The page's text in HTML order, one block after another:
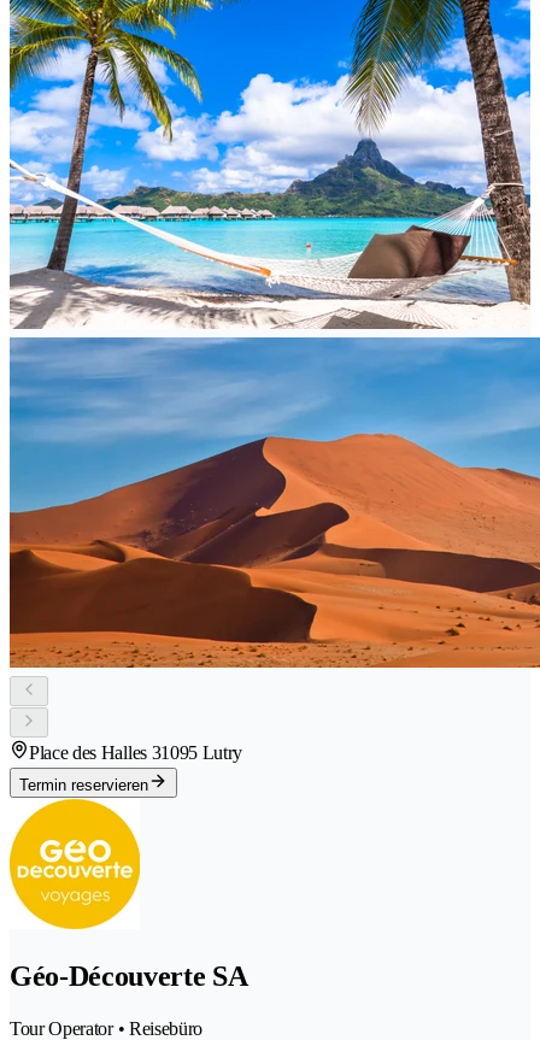
Place des Halles 31095 Lutry
Termin reservieren
Géo-Découverte SA
Tour Operator • Reisebüro